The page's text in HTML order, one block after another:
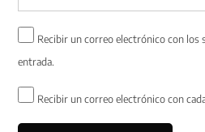
Recibir un correo electrónico con los
entrada.
Recibir un correo electrónico con